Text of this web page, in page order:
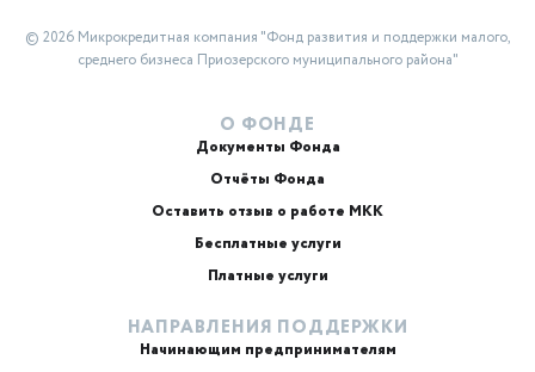
© 2026 Микрокредитная компания "Фонд развития и поддержки малого,
среднего бизнеса Приозерского муниципального района"
О ФОНДЕ
Документы Фонда
Отчёты Фонда
Оставить отзыв о работе МКК
Бесплатные услуги
Платные услуги
НАПРАВЛЕНИЯ ПОДДЕРЖКИ
Начинающим предпринимателям